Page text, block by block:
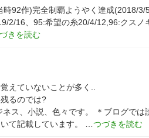
92作)完全制覇ようやく達成(2018/3/
2/16、95:希望の糸20/4/12,96:クスノ
えていないことが多く..
るのでは?
ネス、小説、色々です。
＊ブログでは
て記載しています。